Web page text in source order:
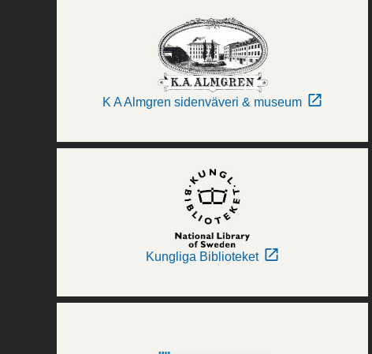
K A Almgren sidenväveri & museum
Kungliga Biblioteket